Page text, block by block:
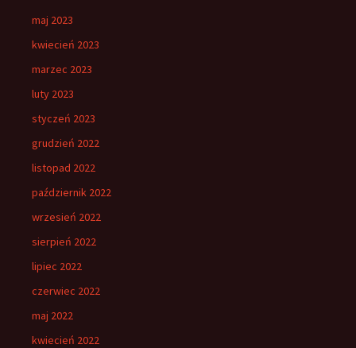
maj 2023
kwiecień 2023
marzec 2023
luty 2023
styczeń 2023
grudzień 2022
listopad 2022
październik 2022
wrzesień 2022
sierpień 2022
lipiec 2022
czerwiec 2022
maj 2022
kwiecień 2022